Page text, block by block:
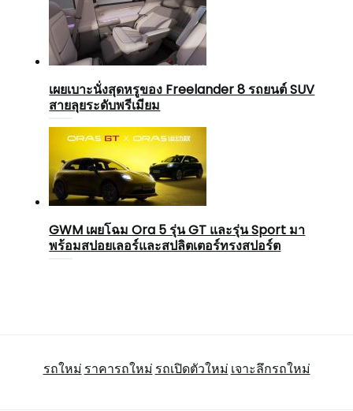
เผยเบาะนั่งสุดหรูของ Freelander 8 รถยนต์ SUV
สายลุยระดับพรีเมียม
GWM เผยโฉม Ora 5 รุ่น GT และรุ่น Sport มา
พร้อมสปอยเลอร์และสปลิตเตอร์ทรงสปอร์ต
รถใหม่ ราคารถใหม่ รถเปิดตัวใหม่ เจาะลึกรถใหม่